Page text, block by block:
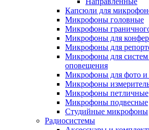
Капсюли для
Микрофоны головные
Микрофоны
Микрофоны для
Микрофоны для
Микрофоны для систем
оповещения
Микрофоны для фото и
Микрофоны
Микрофоны петличные
Микрофоны подвесные
Студийные микрофоны
Радиосистемы